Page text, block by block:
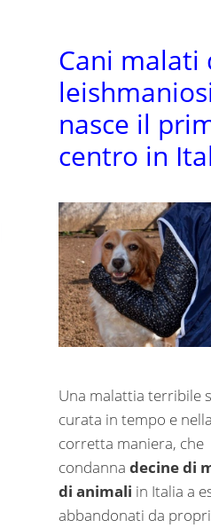
Cani malati
nasce il
centro in
Una malattia terribile
curata in tempo e nella
corretta maniera, che
condanna decine di
di animali in Italia a
abbandonati da